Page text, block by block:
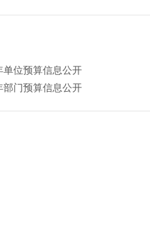
位预算信息公开
门预算信息公开